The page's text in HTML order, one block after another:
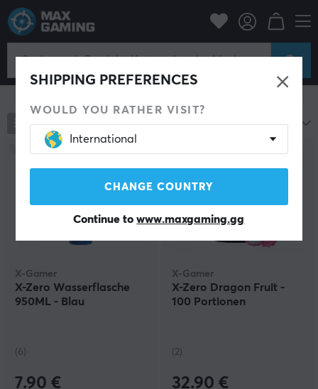
SHIPPING PREFERENCES
WOULD YOU RATHER VISIT?
International
CHANGE COUNTRY
Continue towww.maxgaming.gg
Zuhause & Freizeit Getränke & Sportnahrung
Getränke & Sportnahrung
320 Produkte Beliebteste
X-Gamer
X-Zero Wasserflasche
950ML - Blau
(6)
7.90 €
X-Gamer
X-Zero Dragon Fruit -
100 Portionen
(2)
32.90 €